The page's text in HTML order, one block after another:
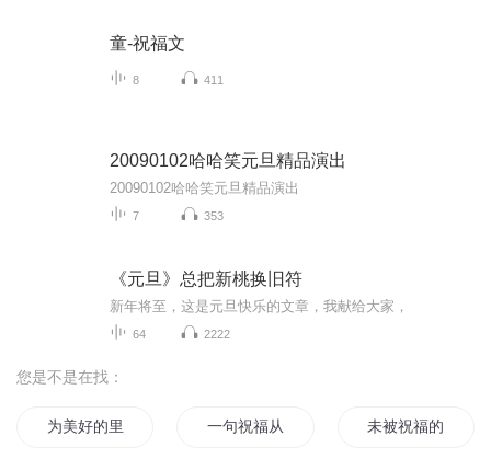
童-祝福文
8 411
20090102哈哈笑元旦精品演出
20090102哈哈笑元旦精品演出
7 353
《元旦》总把新桃换旧符
新年将至，这是元旦快乐的文章，我献给大家，
64 2222
您是不是在找：
为美好的里世界献上祝福一句祝福从此不见 未被祝福的幸福